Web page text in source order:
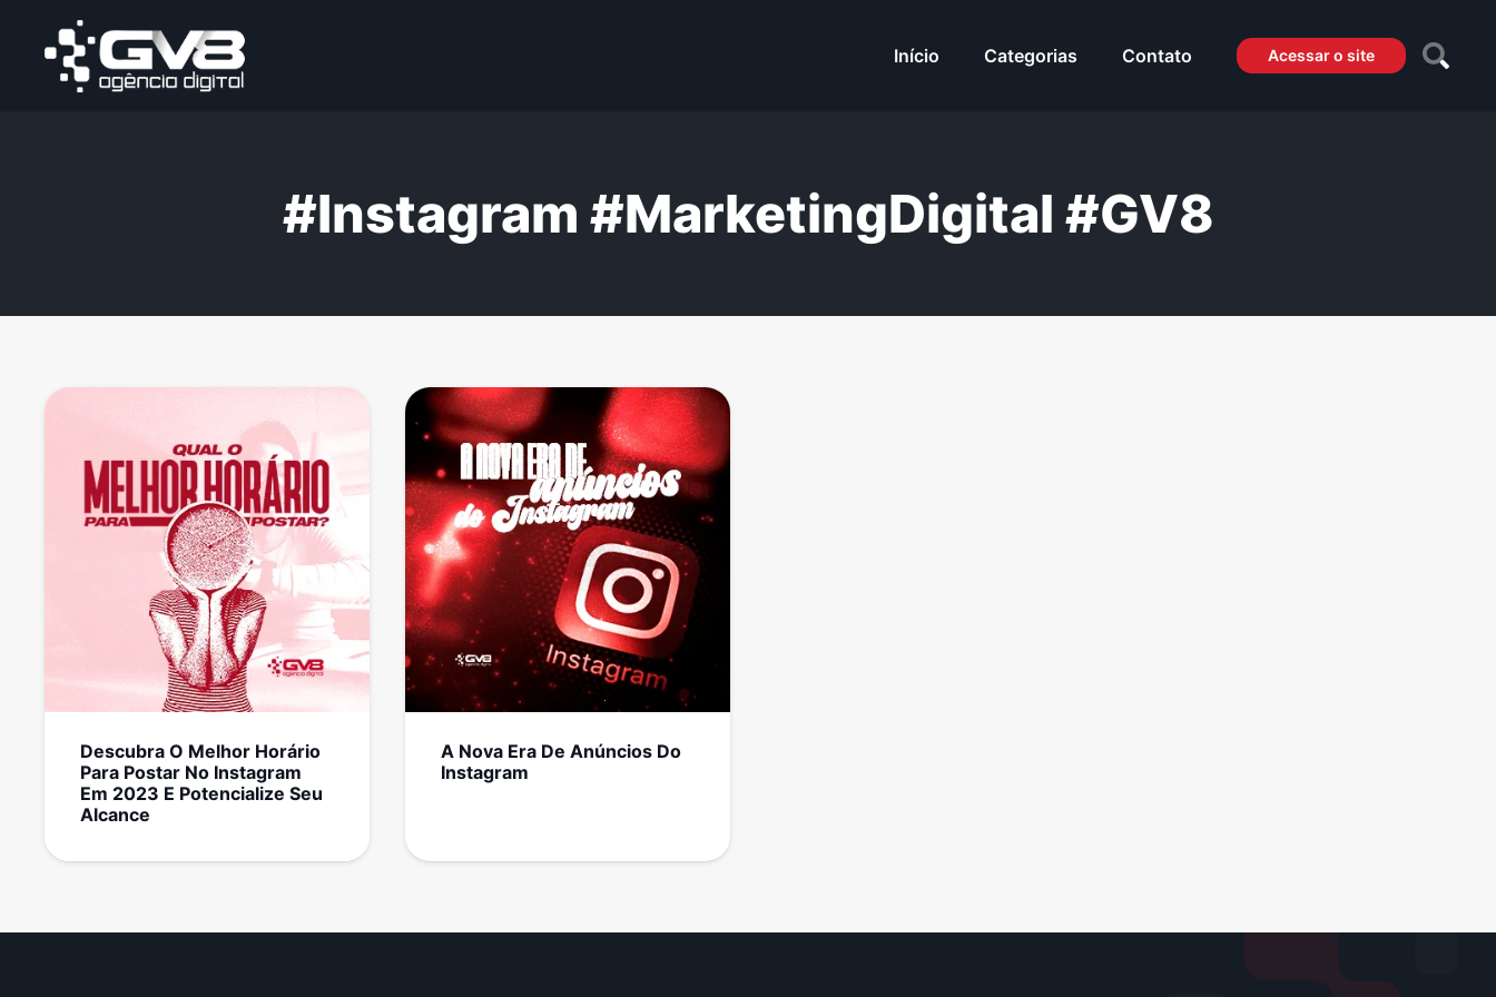
Início Categorias Contato Acessar o site
#Instagram #MarketingDigital #GV8
Descubra O Melhor Horário
Para Postar No Instagram
Em 2023 E Potencialize Seu
Alcance
A Nova Era De Anúncios Do
Instagram